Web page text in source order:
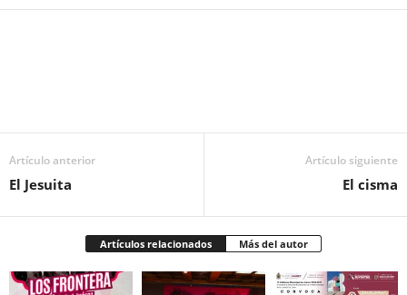
Artículo anterior
El Jesuita
Artículo siguiente
El cisma
Artículos relacionados Más del autor